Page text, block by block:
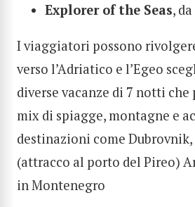
Explorer of the Seas,
I viaggiatori possono
verso l’Adriatico e l’Egeo
diverse vacanze di 7 notti
mix di spiagge, montagne e
destinazioni come
(attracco al porto del Pireo)
in Montenegro